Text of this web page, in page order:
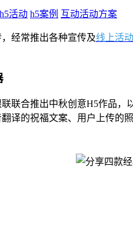
活动 h5案例 互动活动方案
经常推出各种宣传及线上活动
联合推出中秋创意H5作品
译的祝福文案、用户上传的